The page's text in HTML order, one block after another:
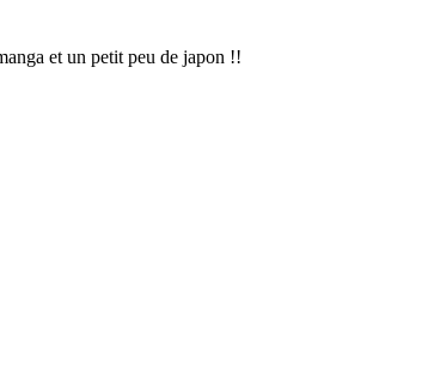
et un petit peu de japon !!